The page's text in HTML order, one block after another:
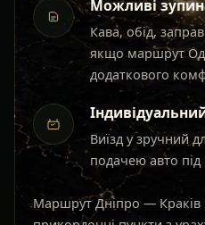
Можливі
Кава, обід,
якщо маршрут
додаткового
Виїзд у зручний
подачею авто під
Маршрут Дніпро — Краків